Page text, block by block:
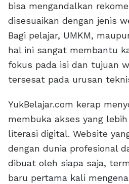
bisa mengandalkan
disesuaikan dengan jenis
Bagi pelajar, UMKM,
hal ini sangat membantu
fokus pada isi dan tujuan
tersesat pada urusan
YukBelajar.com kerap
membuka akses yang
literasi digital. Website
dengan dunia profesional
dibuat oleh siapa saja,
baru pertama kali